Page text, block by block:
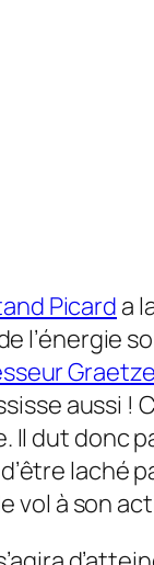
Picarda
l’énergie
aussi
Il dut donc
laché
vol à son